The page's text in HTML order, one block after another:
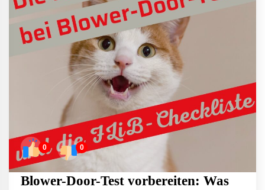
0 0
Blower-Door-Test vorbereiten: Was